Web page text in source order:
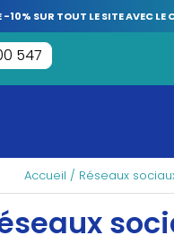
-10% SUR TOUT LE SITE AVEC LE
547
Accueil / Réseaux